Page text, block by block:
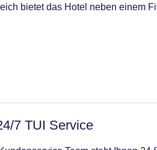
bietet das Hotel neben einem
7 TUI Service